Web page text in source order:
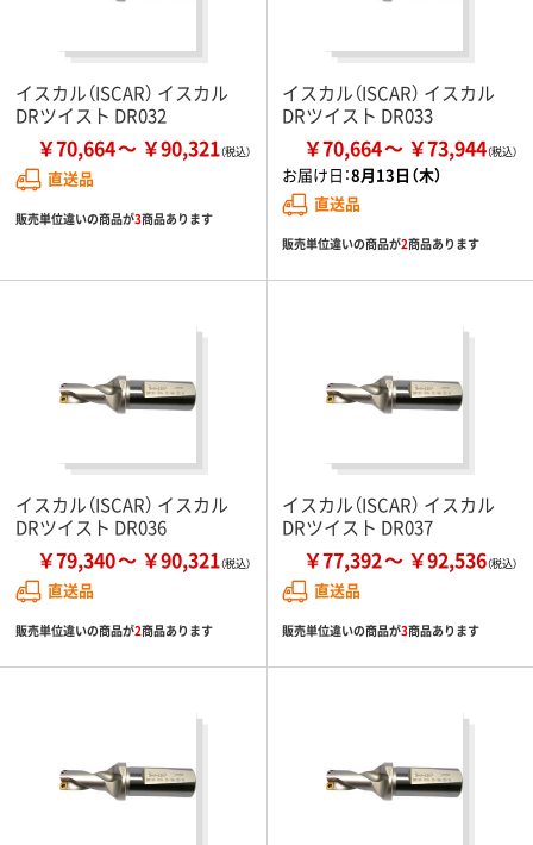
イスカル（ISCAR） イスカル
DRツイスト DR032
￥70,664 ￥90,321
直送品
販売単位違いの商品が3商品あります
イスカル（ISCAR） イスカル
DRツイスト DR033
￥70,664 ￥73,944
お届け日：8月13日（木）
直送品
販売単位違いの商品が2商品あります
イスカル（ISCAR） イスカル
DRツイスト DR036
￥79,340 ￥90,321
直送品
販売単位違いの商品が2商品あります
イスカル（ISCAR） イスカル
DRツイスト DR037
￥77,392 ￥92,536
直送品
販売単位違いの商品が3商品あります